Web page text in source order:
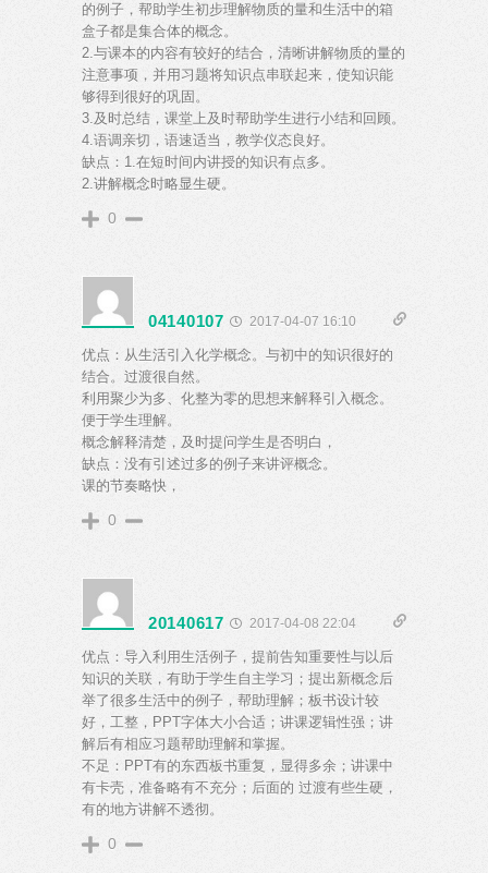
的例子，帮助学生初步理解物质的量和生活中的箱
盒子都是集合体的概念。
2.与课本的内容有较好的结合，清晰讲解物质的量的
注意事项，并用习题将知识点串联起来，使知识能
够得到很好的巩固。
3.及时总结，课堂上及时帮助学生进行小结和回顾。
4.语调亲切，语速适当，教学仪态良好。
缺点：1.在短时间内讲授的知识有点多。
2.讲解概念时略显生硬。
0
04140107 2017-04-07 16:10
优点：从生活引入化学概念。与初中的知识很好的
结合。过渡很自然。
利用聚少为多、化整为零的思想来解释引入概念。
便于学生理解。
概念解释清楚，及时提问学生是否明白，
缺点：没有引述过多的例子来讲评概念。
课的节奏略快，
0
20140617 2017-04-08 22:04
优点：导入利用生活例子，提前告知重要性与以后
知识的关联，有助于学生自主学习；提出新概念后
举了很多生活中的例子，帮助理解；板书设计较
好，工整，PPT字体大小合适；讲课逻辑性强；讲
解后有相应习题帮助理解和掌握。
不足：PPT有的东西板书重复，显得多余；讲课中
有卡壳，准备略有不充分；后面的 过渡有些生硬，
有的地方讲解不透彻。
0